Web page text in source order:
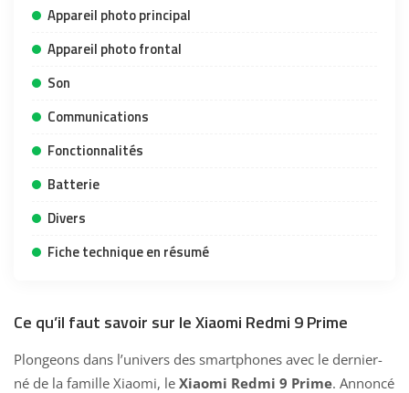
Appareil photo principal
Appareil photo frontal
Son
Communications
Fonctionnalités
Batterie
Divers
Fiche technique en résumé
Ce qu’il faut savoir sur le Xiaomi Redmi 9 Prime
Plongeons dans l’univers des smartphones avec le dernier-
né de la famille Xiaomi, le Xiaomi Redmi 9 Prime. Annoncé